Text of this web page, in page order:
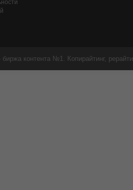
контента №1. Копирайтинг,